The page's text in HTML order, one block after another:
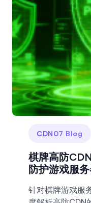
CDN07 Blog
棋牌高防
防护游戏服
针对棋牌游戏服